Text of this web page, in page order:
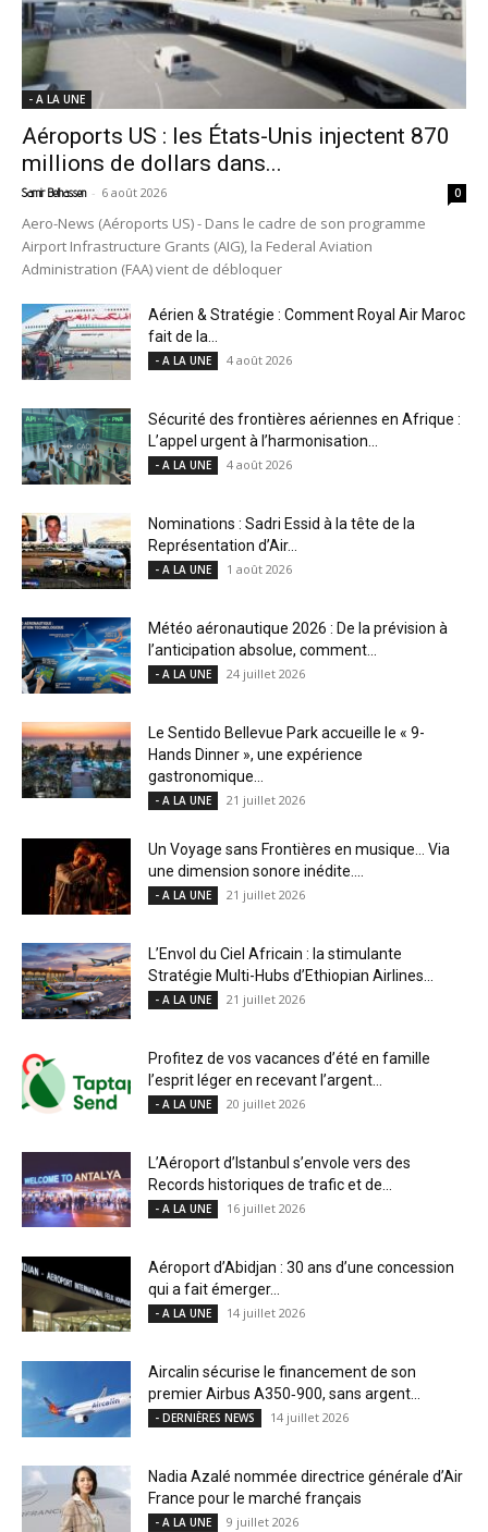
- A LA UNE
Aéroports US : les États-Unis injectent 870
millions de dollars dans...
Samir Belhassen - 6 août 2026 0
Aero-News (Aéroports US) - Dans le cadre de son programme
Airport Infrastructure Grants (AIG), la Federal Aviation
Administration (FAA) vient de débloquer
Aérien & Stratégie : Comment Royal Air Maroc
fait de la...
- A LA UNE 4 août 2026
Sécurité des frontières aériennes en Afrique :
L’appel urgent à l’harmonisation...
- A LA UNE 4 août 2026
Nominations : Sadri Essid à la tête de la
Représentation d’Air...
- A LA UNE 1 août 2026
Météo aéronautique 2026 : De la prévision à
l’anticipation absolue, comment...
- A LA UNE 24 juillet 2026
Le Sentido Bellevue Park accueille le « 9-
Hands Dinner », une expérience
gastronomique...
- A LA UNE 21 juillet 2026
Un Voyage sans Frontières en musique… Via
une dimension sonore inédite....
- A LA UNE 21 juillet 2026
L’Envol du Ciel Africain : la stimulante
Stratégie Multi-Hubs d’Ethiopian Airlines...
- A LA UNE 21 juillet 2026
Profitez de vos vacances d’été en famille
l’esprit léger en recevant l’argent...
- A LA UNE 20 juillet 2026
L’Aéroport d’Istanbul s’envole vers des
Records historiques de trafic et de...
- A LA UNE 16 juillet 2026
Aéroport d’Abidjan : 30 ans d’une concession
qui a fait émerger...
- A LA UNE 14 juillet 2026
Aircalin sécurise le financement de son
premier Airbus A350‑900, sans argent...
- DERNIÈRES NEWS 14 juillet 2026
Nadia Azalé nommée directrice générale d’Air
France pour le marché français
- A LA UNE 9 juillet 2026